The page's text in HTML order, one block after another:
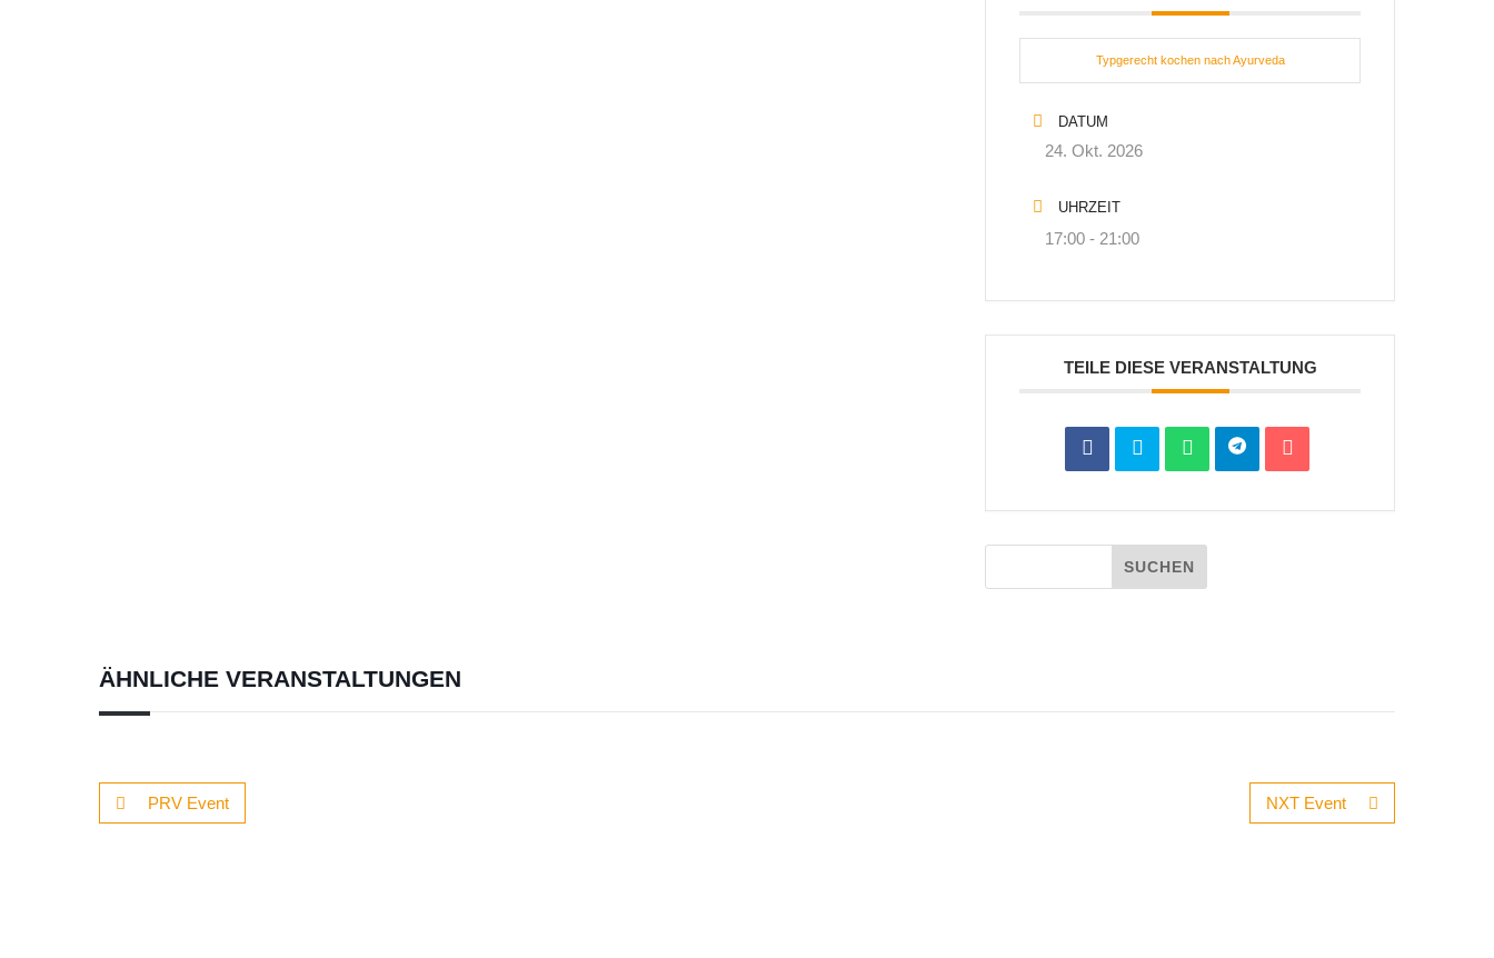
Typgerecht kochen nach Ayurveda
DATUM
24. Okt. 2026
UHRZEIT
17:00 - 21:00
TEILE DIESE VERANSTALTUNG
ÄHNLICHE VERANSTALTUNGEN
PRV Event NXT Event